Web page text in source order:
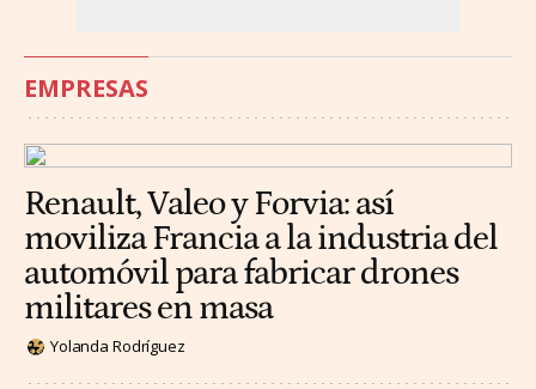
EMPRESAS
Renault, Valeo y Forvia: así
moviliza Francia a la industria del
automóvil para fabricar drones
militares en masa
Yolanda Rodríguez